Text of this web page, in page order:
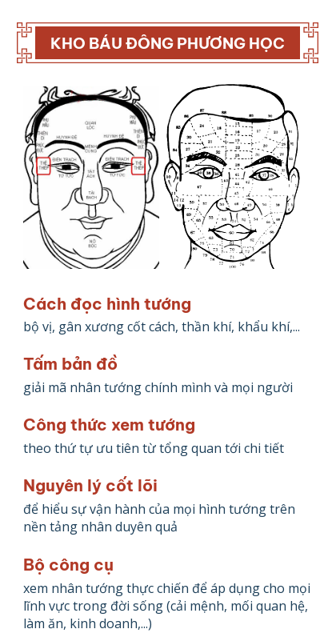
KHO BÁU ĐÔNG PHƯƠNG HỌC
Tấm bản đồ
giải mã nhân tướng chính mình và mọi người
Cách đọc hình tướng
bộ vị, gân xương cốt cách, thần khí, khẩu khí,...
Công thức xem tướng
theo thứ tự ưu tiên từ tổng quan tới chi tiết
Nguyên lý cốt lõi
để hiểu sự vận hành của mọi hình tướng trên
nền tảng nhân duyên quả
Bộ công cụ
xem nhân tướng thực chiến để áp dụng cho mọi
lĩnh vực trong đời sống (cải mệnh, mối quan hệ,
làm ăn, kinh doanh,...)